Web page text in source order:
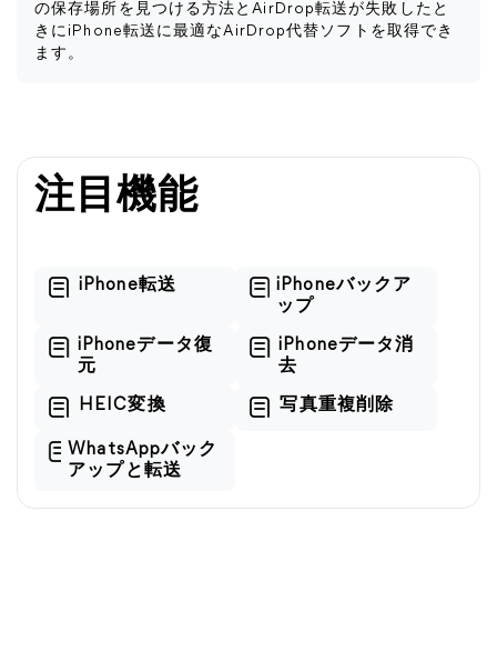
の保存場所を見つける方法とAirDrop転送が失敗したと
きにiPhone転送に最適なAirDrop代替ソフトを取得でき
ます。
注目機能
iPhone転送
iPhoneバックア
ップ
iPhoneデータ復
元
iPhoneデータ消
去
HEIC変換 写真重複削除
WhatsAppバック
アップと転送